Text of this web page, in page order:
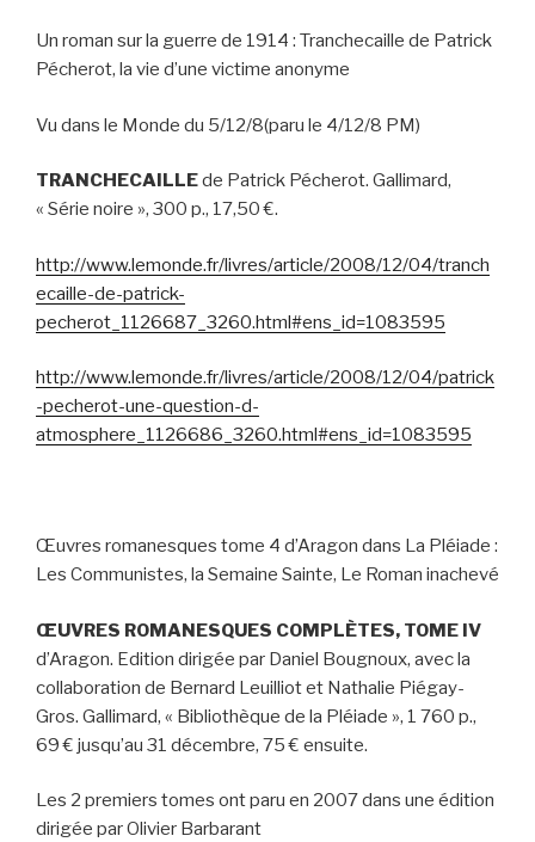
Un roman sur la guerre de 1914 : Tranchecaille de Patrick
Pécherot, la vie d’une victime anonyme
Vu dans le Monde du 5/12/8(paru le 4/12/8 PM)
TRANCHECAILLEde Patrick Pécherot. Gallimard,
« Série noire », 300 p., 17,50 €.
http://www.lemonde.fr/livres/article/2008/12/04/tranch
ecaille-de-patrick-
pecherot_1126687_3260.html#ens_id=1083595
http://www.lemonde.fr/livres/article/2008/12/04/patrick
-pecherot-une-question-d-
atmosphere_1126686_3260.html#ens_id=1083595
Œuvres romanesques tome 4 d’Aragon dans La Pléiade :
Les Communistes, la Semaine Sainte, Le Roman inachevé
ŒUVRES ROMANESQUES COMPLÈTES, TOME IV
d’Aragon. Edition dirigée par Daniel Bougnoux, avec la
collaboration de Bernard Leuilliot et Nathalie Piégay-
Gros. Gallimard, « Bibliothèque de la Pléiade », 1 760 p.,
69 € jusqu’au 31 décembre, 75 € ensuite.
Les 2 premiers tomes ont paru en 2007 dans une édition
dirigée par Olivier Barbarant